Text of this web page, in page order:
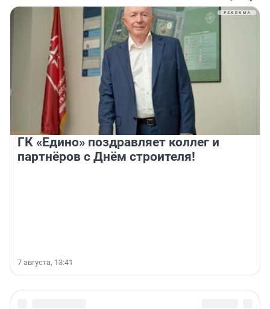
ГК «Едино» поздравляет коллег и
партнёров с Днём строителя!
7 августа, 13:41